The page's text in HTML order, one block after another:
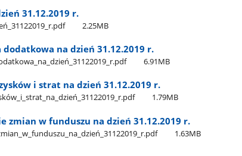
31.12.2019 r.
2.25MB
na dzień 31.12.2019 r.
6.91MB
i strat na dzień 31.12.2019 r.
1.79MB
zmian w funduszu na dzień 31.12.2019 r.
1.63MB